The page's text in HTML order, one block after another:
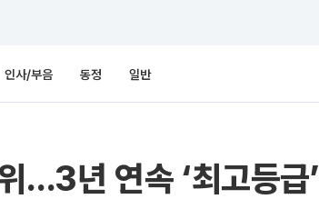
인사/부음 동정 일반
…3년 연속 ‘최고등급’